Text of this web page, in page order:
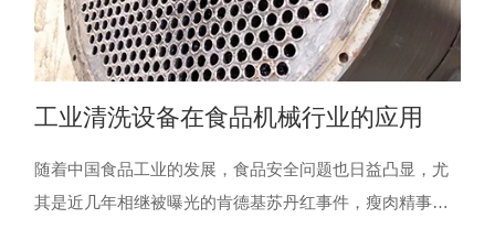
工业清洗设备在食品机械行业的应用
随着中国食品工业的发展，食品安全问题也日益凸显，尤
其是近几年相继被曝光的肯德基苏丹红事件，瘦肉精事